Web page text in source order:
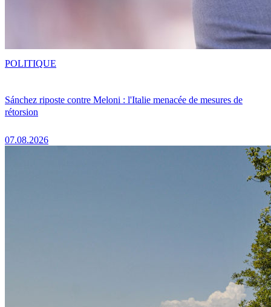
Sánchez riposte contre Meloni : l'Italie menacée de mesures de
rétorsion
07.08.2026
POLITIQUE